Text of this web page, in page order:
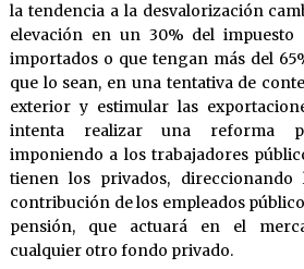
la tendencia a la desvalorización
elevación en un 30% del impuesto
importados o que tengan más del
que lo sean, en una tentativa de
exterior y estimular las
intenta realizar una reforma
imponiendo a los trabajadores
tienen los privados,
contribución de los empleados
pensión, que actuará en el
cualquier otro fondo privado.